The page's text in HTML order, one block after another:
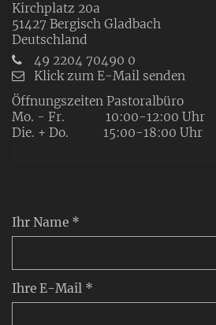
Ihr Name *
Ihre E-Mail *
Kirchplatz 20a
51427 Bergisch Gladbach
Deutschland
49 2204 70490 0
Klick zum E-Mail senden
Öffnungszeiten Pastoralbüro
Mo. - Fr. 10:00-12:00 Uhr
Die. + Do. 15:00-18:00 Uhr